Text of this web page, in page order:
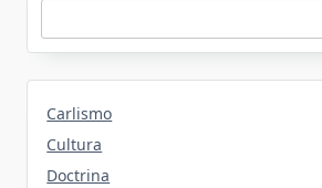
Carlismo
Cultura
Doctrina